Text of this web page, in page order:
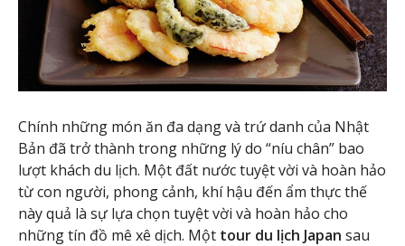
Chính những món ăn đa dạng và trứ danh của Nhật
Bản đã trở thành trong những lý do “níu chân” bao
lượt khách du lịch. Một đất nước tuyệt vời và hoàn hảo
từ con người, phong cảnh, khí hậu đến ẩm thực thế
này quả là sự lựa chọn tuyệt vời và hoàn hảo cho
những tín đồ mê xê dịch. Một tour du lịch Japan sau